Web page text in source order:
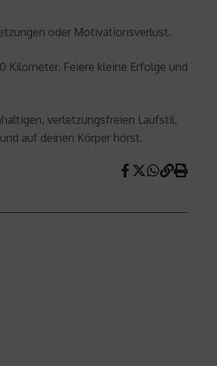
oder Motivationsverlust.
Kilometer. Feiere kleine Erfolge und
verletzungsfreien Laufstil.
auf deinen Körper hörst.